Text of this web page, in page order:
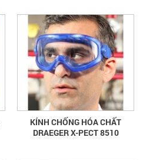
KÍNH CHỐNG HÓA CHẤT
DRAEGER X-PECT 8510